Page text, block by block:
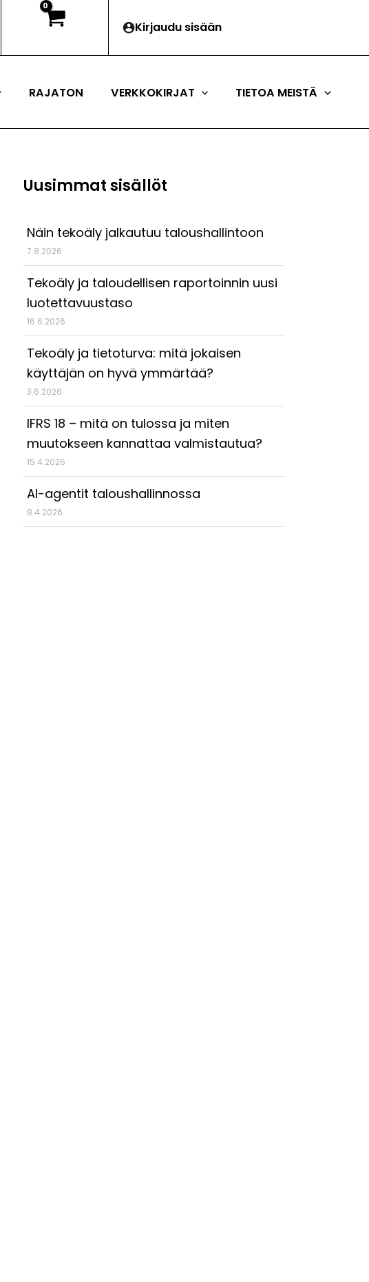
Kirjaudu sisään
RAJATON VERKKOKIRJAT TIETOA MEISTÄ
Uusimmat sisällöt
Näin tekoäly jalkautuu taloushallintoon
7.8.2026
Tekoäly ja taloudellisen raportoinnin uusi
luotettavuustaso
16.6.2026
Tekoäly ja tietoturva: mitä jokaisen
käyttäjän on hyvä ymmärtää?
3.6.2026
IFRS 18 – mitä on tulossa ja miten
muutokseen kannattaa valmistautua?
15.4.2026
AI-agentit taloushallinnossa
8.4.2026